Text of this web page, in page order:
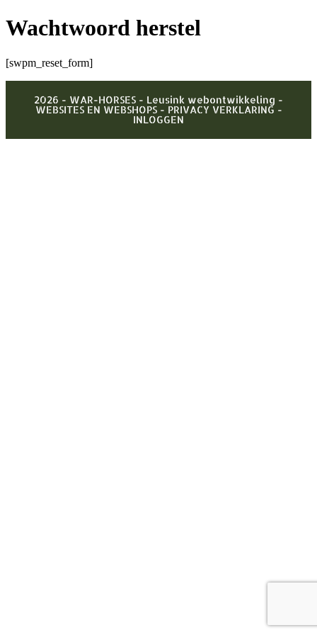
Wachtwoord herstel
[swpm_reset_form]
2026 - WAR-HORSES - Leusink webontwikkeling -
WEBSITES EN WEBSHOPS- PRIVACY VERKLARING -
INLOGGEN